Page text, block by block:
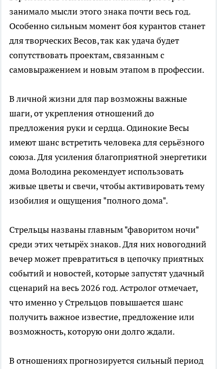
занимало мысли этого знака почти весь год.
Особенно сильным момент боя курантов станет
для творческих Весов, так как удача будет
сопутствовать проектам, связанным с
самовыражением и новым этапом в профессии.
В личной жизни для пар возможны важные
шаги, от укрепления отношений до
предложения руки и сердца. Одинокие Весы
имеют шанс встретить человека для серьёзного
союза. Для усиления благоприятной энергетики
дома Володина рекомендует использовать
живые цветы и свечи, чтобы активировать тему
изобилия и ощущения "полного дома".
Стрельцы названы главным "фаворитом ночи"
среди этих четырёх знаков. Для них новогодний
вечер может превратиться в цепочку приятных
событий и новостей, которые запустят удачный
сценарий на весь 2026 год. Астролог отмечает,
что именно у Стрельцов повышается шанс
получить важное известие, предложение или
возможность, которую они долго ждали.
В отношениях прогнозируется сильный период